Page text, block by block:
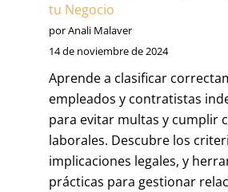
tu Negocio
por Anali Malaver
14 de noviembre de 2024
Aprende a clasificar
empleados y contratistas
para evitar multas y cumplir
laborales. Descubre los
implicaciones legales, y
prácticas para gestionar